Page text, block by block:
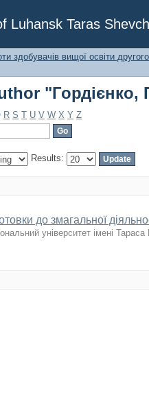
Luhansk Taras
здобувачів вищої освіти
R S T U V W X Y Z
Results:
до змагальної
університет імені